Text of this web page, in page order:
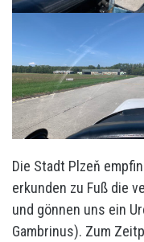
Die Stadt Plzeň
erkunden zu Fuß die
und gönnen uns ein
Gambrinus). Zum